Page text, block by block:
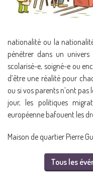
nationalité ou la
pénétrer dans un
scolarisé-e, soigné-e ou
d’être une réalité pour
ou si vos parents n’ont
jour, les politiques
européenne bafouent les
Maison de quartier Pierre
Tous les